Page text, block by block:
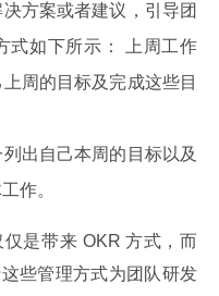
方案或者建议，引导团
式如下所示： 上周工作
周的目标及完成这些目
出自己本周的目标以及
作。
是带来 OKR 方式，而
些管理方式为团队研发